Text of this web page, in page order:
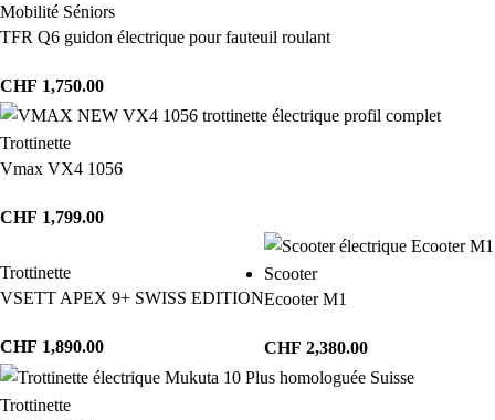
Mobilité Séniors
TFR Q6 guidon électrique pour fauteuil roulant
CHF 1,750.00
Trottinette
Vmax VX4 1056
CHF 1,799.00
Trottinette
VSETT APEX 9+ SWISS EDITION
CHF 1,890.00
Scooter
Ecooter M1
CHF 2,380.00
Trottinette